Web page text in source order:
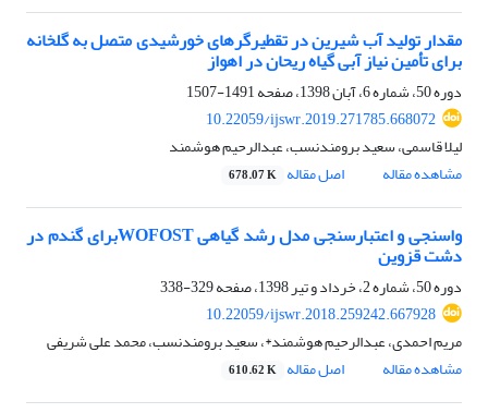
مقدار تولید آب شیرین در تقطیرگر‌های خورشیدی متصل به گلخانه
برای تأمین نیاز آبی گیاه ریحان در اهواز
دوره 50، شماره 6، آبان 1398، صفحه
1491-1507
10.22059/ijswr.2019.271785.668072
لیلا قاسمی، سعید برومندنسب، عبدالرحیم هوشمند
مشاهده مقاله
اصل مقاله 678.07 K
واسنجی و اعتبار‌سنجی مدل رشد گیاهی WOFOSTبرای گندم در
دشت قزوین
دوره 50، شماره 2، خرداد و تیر 1398، صفحه
329-338
10.22059/ijswr.2018.259242.667928
مریم احمدی، عبدالرحیم هوشمند*، سعید برومندنسب، محمد علی شریفی
مشاهده مقاله
اصل مقاله 610.62 K